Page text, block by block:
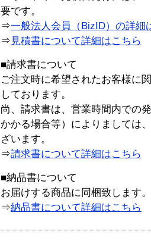
要です。
⇒一般法人会員（BizID）の詳細
⇒ 見積書について詳細はこちら
■請求書について
ご注文時に希望されたお客様に
しております。
尚、請求書は、営業時間内での
かかる場合等）によりましては
ざいます。
⇒請求書について詳細はこちら
■納品書について
お届けする商品に同梱致します。
⇒納品書について詳細はこちら